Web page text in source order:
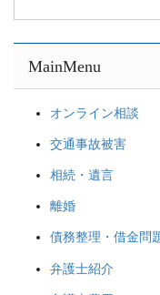
索:
MainMenu
オンライン相談
交通事故被害
相続・遺言
離婚
債務整理・借金問
弁護士紹介